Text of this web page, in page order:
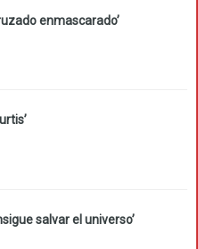
enmascarado’
salvar el universo’